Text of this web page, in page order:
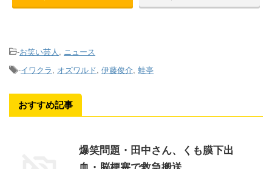
-お笑い芸人, ニュース
-イワクラ, オズワルド, 伊藤俊介, 蛙亭
おすすめ記事
爆笑問題・田中さん、くも膜下出